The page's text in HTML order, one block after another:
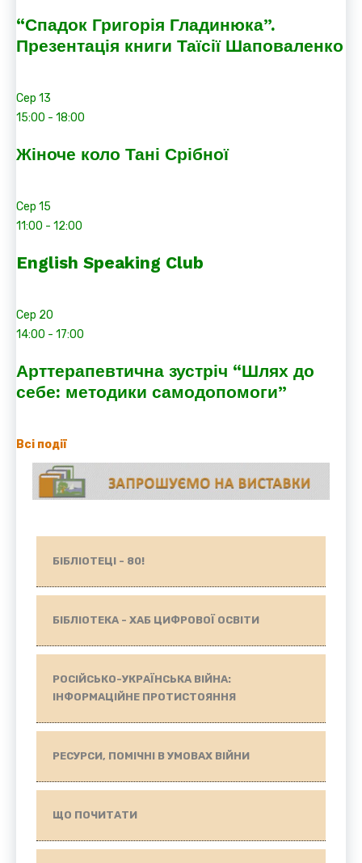
“Спадок Григорія Гладинюка”.
Презентація книги Таїсії Шаповаленко
Сер 13
15:00 - 18:00
Жіноче коло Тані Срібної
Сер 15
11:00 - 12:00
English Speaking Club
Сер 20
14:00 - 17:00
Арттерапевтична зустріч “Шлях до
себе: методики самодопомоги”
Всі події
БІБЛІОТЕЦІ - 80!
БІБЛІОТЕКА - ХАБ ЦИФРОВОЇ ОСВІТИ
РОСІЙСЬКО-УКРАЇНСЬКА ВІЙНА:
ІНФОРМАЦІЙНЕ ПРОТИСТОЯННЯ
РЕСУРСИ, ПОМІЧНІ В УМОВАХ ВІЙНИ
ЩО ПОЧИТАТИ